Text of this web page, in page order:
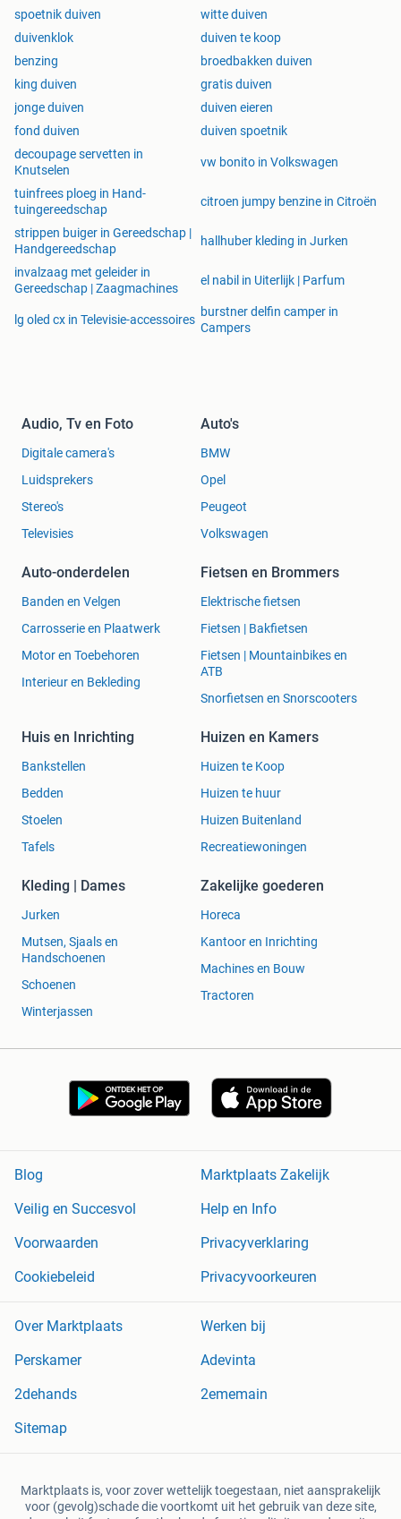
spoetnik duiven
witte duiven
duivenklok
duiven te koop
benzing
broedbakken duiven
king duiven
gratis duiven
jonge duiven
duiven eieren
fond duiven
duiven spoetnik
decoupage servetten in
Knutselen
vw bonito in Volkswagen
tuinfrees ploeg in Hand-
tuingereedschap
citroen jumpy benzine in Citroën
strippen buiger in Gereedschap |
Handgereedschap
hallhuber kleding in Jurken
invalzaag met geleider in
Gereedschap | Zaagmachines
el nabil in Uiterlijk | Parfum
lg oled cx in Televisie-accessoires
burstner delfin camper in
Campers
Audio, Tv en Foto
Digitale camera's
Luidsprekers
Stereo's
Televisies
Auto's
BMW
Opel
Peugeot
Volkswagen
Auto-onderdelen
Banden en Velgen
Carrosserie en Plaatwerk
Motor en Toebehoren
Interieur en Bekleding
Fietsen en Brommers
Elektrische fietsen
Fietsen | Bakfietsen
Fietsen | Mountainbikes en
ATB
Snorfietsen en Snorscooters
Huis en Inrichting
Bankstellen
Bedden
Stoelen
Tafels
Huizen en Kamers
Huizen te Koop
Huizen te huur
Huizen Buitenland
Recreatiewoningen
Kleding | Dames
Jurken
Mutsen, Sjaals en
Handschoenen
Schoenen
Winterjassen
Zakelijke goederen
Horeca
Kantoor en Inrichting
Machines en Bouw
Tractoren
Blog
Marktplaats Zakelijk
Veilig en Succesvol
Help en Info
Voorwaarden
Privacyverklaring
Cookiebeleid
Privacyvoorkeuren
Over Marktplaats
Werken bij
Perskamer
Adevinta
2dehands
2ememain
Sitemap
Marktplaats is, voor zover wettelijk toegestaan, niet aansprakelijk
voor (gevolg)schade die voortkomt uit het gebruik van deze site,